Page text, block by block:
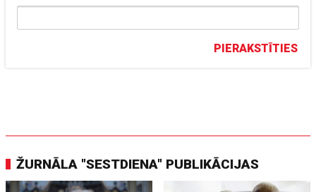
PIERAKSTĪTIES
ŽURNĀLA "SESTDIENA" PUBLIKĀCIJAS